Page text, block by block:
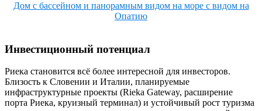
Дом с бассейном и панорамным видом на море с видом на
Опатию
Инвестиционный потенциал
Риека становится всё более интересной для инвесторов.
Близость к Словении и Италии, планируемые
инфраструктурные проекты (Rieka Gateway, расширение
порта Риека, круизный терминал) и устойчивый рост туризма